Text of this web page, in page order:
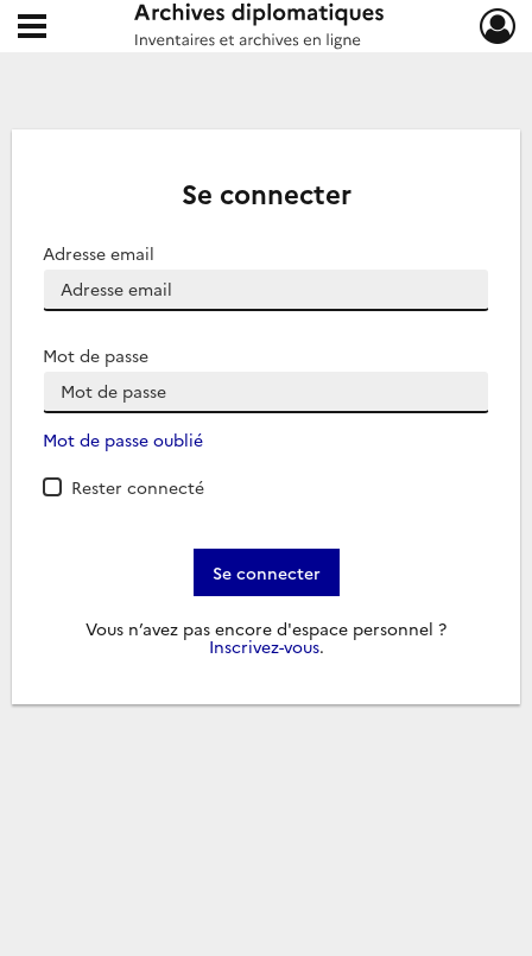
Archives diplomatiques
Ouvrir le menu déroulant
Se connecter
Adresse email
Mot de passe
Mot de passe oublié
Rester connecté
Se connecter
Vous n’avez pas encore d'espace personnel ?
Inscrivez-vous.